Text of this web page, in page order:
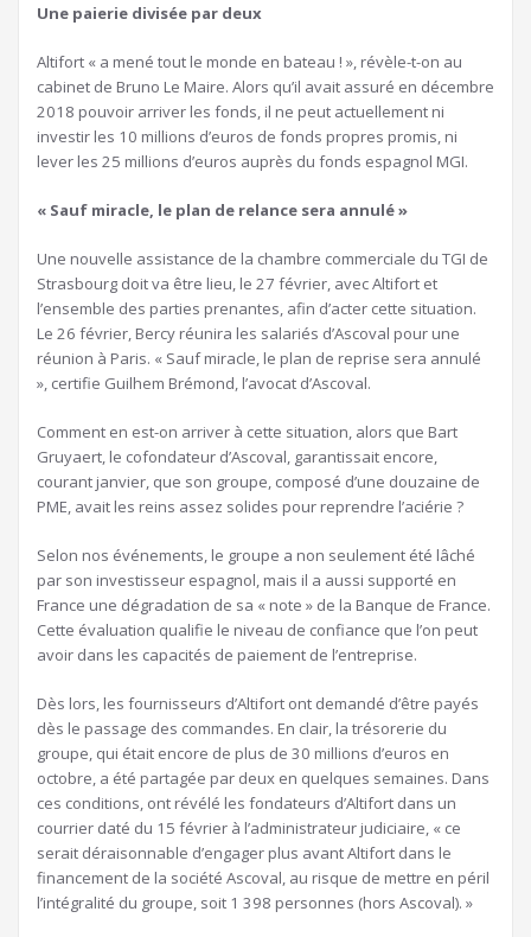
Une paierie divisée par deux
Altifort « a mené tout le monde en bateau ! », révèle-t-on au
cabinet de Bruno Le Maire. Alors qu’il avait assuré en décembre
2018 pouvoir arriver les fonds, il ne peut actuellement ni
investir les 10 millions d’euros de fonds propres promis, ni
lever les 25 millions d’euros auprès du fonds espagnol MGI.
« Sauf miracle, le plan de relance sera annulé »
Une nouvelle assistance de la chambre commerciale du TGI de
Strasbourg doit va être lieu, le 27 février, avec Altifort et
l’ensemble des parties prenantes, afin d’acter cette situation.
Le 26 février, Bercy réunira les salariés d’Ascoval pour une
réunion à Paris. « Sauf miracle, le plan de reprise sera annulé
», certifie Guilhem Brémond, l’avocat d’Ascoval.
Comment en est-on arriver à cette situation, alors que Bart
Gruyaert, le cofondateur d’Ascoval, garantissait encore,
courant janvier, que son groupe, composé d’une douzaine de
PME, avait les reins assez solides pour reprendre l’aciérie ?
Selon nos événements, le groupe a non seulement été lâché
par son investisseur espagnol, mais il a aussi supporté en
France une dégradation de sa « note » de la Banque de France.
Cette évaluation qualifie le niveau de confiance que l’on peut
avoir dans les capacités de paiement de l’entreprise.
Dès lors, les fournisseurs d’Altifort ont demandé d’être payés
dès le passage des commandes. En clair, la trésorerie du
groupe, qui était encore de plus de 30 millions d’euros en
octobre, a été partagée par deux en quelques semaines. Dans
ces conditions, ont révélé les fondateurs d’Altifort dans un
courrier daté du 15 février à l’administrateur judiciaire, « ce
serait déraisonnable d’engager plus avant Altifort dans le
financement de la société Ascoval, au risque de mettre en péril
l’intégralité du groupe, soit 1 398 personnes (hors Ascoval). »